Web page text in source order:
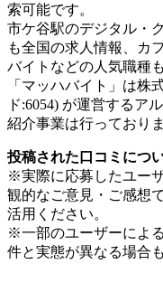
索可能です。
市ケ谷駅のデジタル・
も全国の求人情報、カ
バイトなどの人気職種
「マッハバイト」は株
ド:6054) が運営するア
紹介事業は行っており
投稿された口コミにつ
※実際に応募したユー
観的なご意見・ご感想
活用ください。
※一部のユーザーによ
件と実態が異なる場合